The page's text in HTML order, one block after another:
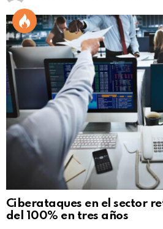
Ciberataques en el sector
del 100% en tres años